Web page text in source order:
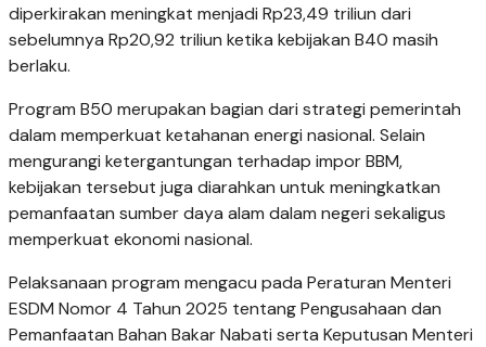
diperkirakan meningkat menjadi Rp23,49 triliun dari
sebelumnya Rp20,92 triliun ketika kebijakan B40 masih
berlaku.
Program B50 merupakan bagian dari strategi pemerintah
dalam memperkuat ketahanan energi nasional. Selain
mengurangi ketergantungan terhadap impor BBM,
kebijakan tersebut juga diarahkan untuk meningkatkan
pemanfaatan sumber daya alam dalam negeri sekaligus
memperkuat ekonomi nasional.
Pelaksanaan program mengacu pada Peraturan Menteri
ESDM Nomor 4 Tahun 2025 tentang Pengusahaan dan
Pemanfaatan Bahan Bakar Nabati serta Keputusan Menteri